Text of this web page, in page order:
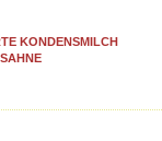
KONDENSMILCH
SAHNE